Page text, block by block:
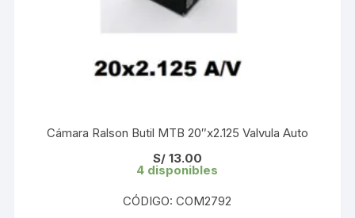
Cámara Ralson Butil MTB 20″x2.125 Valvula Auto
S/13.00
4 disponibles
CÓDIGO: COM2792